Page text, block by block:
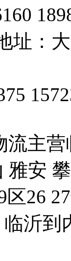
址：
流主
雅安
26
临沂到